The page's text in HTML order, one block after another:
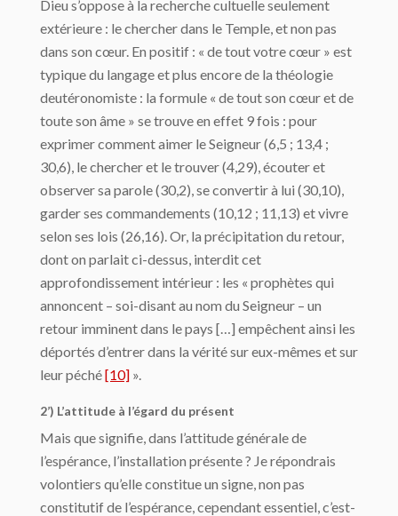
Dieu s’oppose à la recherche cultuelle seulement
extérieure : le chercher dans le Temple, et non pas
dans son cœur. En positif : « de tout votre cœur » est
typique du langage et plus encore de la théologie
deutéronomiste : la formule « de tout son cœur et de
toute son âme » se trouve en effet 9 fois : pour
exprimer comment aimer le Seigneur (6,5 ; 13,4 ;
30,6), le chercher et le trouver (4,29), écouter et
observer sa parole (30,2), se convertir à lui (30,10),
garder ses commandements (10,12 ; 11,13) et vivre
selon ses lois (26,16). Or, la précipitation du retour,
dont on parlait ci-dessus, interdit cet
approfondissement intérieur : les « prophètes qui
annoncent – soi-disant au nom du Seigneur – un
retour imminent dans le pays […] empêchent ainsi les
déportés d’entrer dans la vérité sur eux-mêmes et sur
leur péché[10] ».
2’) L’attitude à l’égard du présent
Mais que signifie, dans l’attitude générale de
l’espérance, l’installation présente ? Je répondrais
volontiers qu’elle constitue un signe, non pas
constitutif de l’espérance, cependant essentiel, c’est-